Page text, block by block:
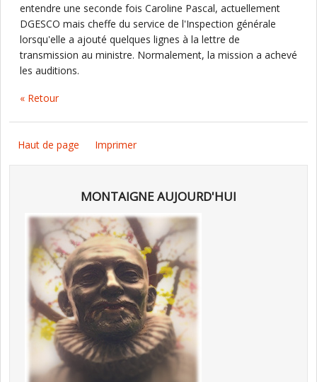
entendre une seconde fois Caroline Pascal, actuellement
DGESCO mais cheffe du service de l'Inspection générale
lorsqu'elle a ajouté quelques lignes à la lettre de
transmission au ministre. Normalement, la mission a achevé
les auditions.
« Retour
Haut de page Imprimer
MONTAIGNE AUJOURD'HUI